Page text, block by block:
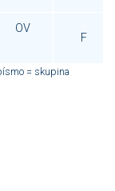
OV
F
= skupina